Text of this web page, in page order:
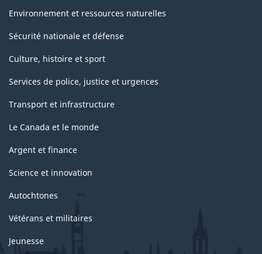
Environnement et ressources naturelles
Sécurité nationale et défense
Culture, histoire et sport
Services de police, justice et urgences
Transport et infrastructure
Le Canada et le monde
Argent et finance
Science et innovation
Autochtones
Vétérans et militaires
Jeunesse